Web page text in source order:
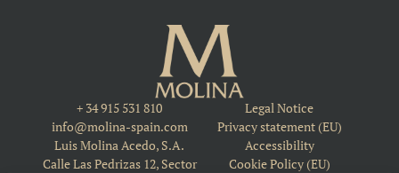
+ 34 915 531 810
info@molina-spain.com
Luis Molina Acedo, S.A.
Calle Las Pedrizas 12, Sector
Legal Notice
Privacy statement (EU)
Accessibility
Cookie Policy (EU)